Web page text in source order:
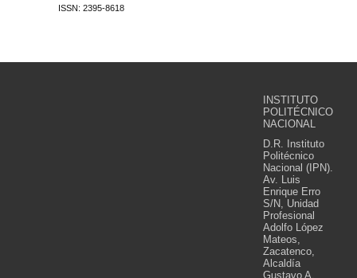
ISSN: 2395-8618
INSTITUTO
POLITÉCNICO
NACIONAL
D.R. Instituto
Politécnico
Nacional (IPN).
Av. Luis
Enrique Erro
S/N, Unidad
Profesional
Adolfo López
Mateos,
Zacatenco,
Alcaldía
Gustavo A.